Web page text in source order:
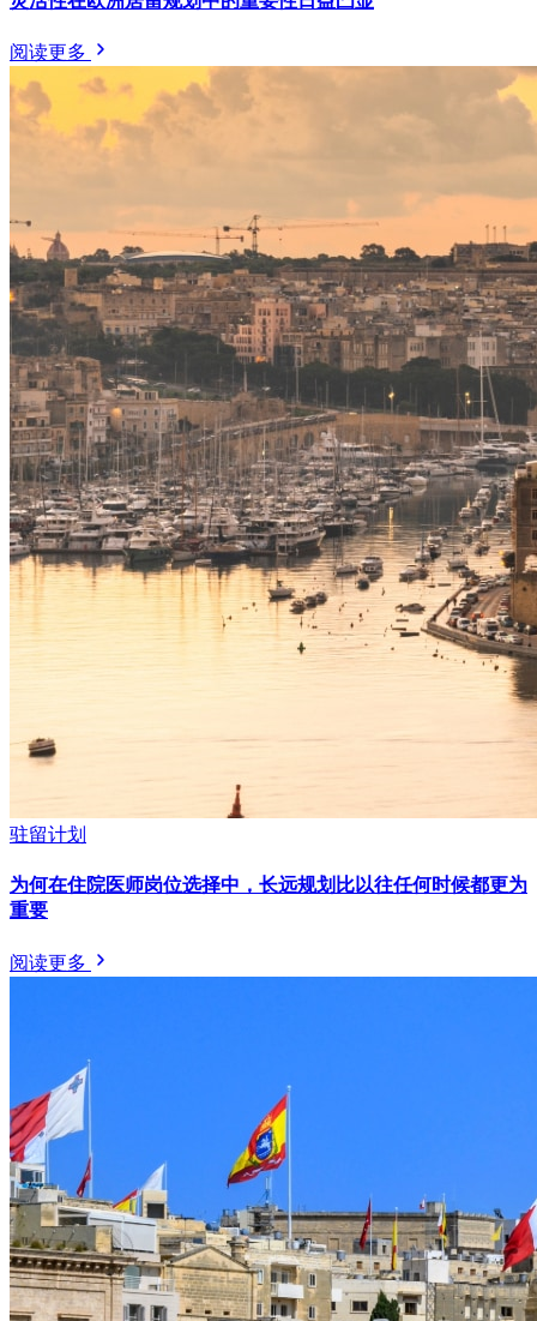
阅读更多
驻留计划
为何在住院医师岗位选择中，长远规划比以往任何时候都更为
重要
阅读更多